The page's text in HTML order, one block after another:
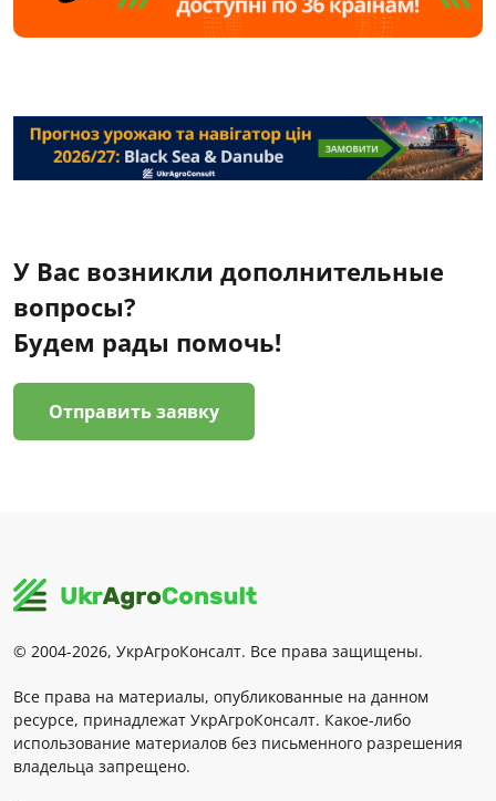
У Вас возникли дополнительные
вопросы?
Будем рады помочь!
Отправить заявку
© 2004-2026, УкрАгроКонсалт. Все права защищены.
Все права на материалы, опубликованные на данном
ресурсе, принадлежат УкрАгроКонсалт. Какое-либо
использование материалов без письменного разрешения
владельца запрещено.